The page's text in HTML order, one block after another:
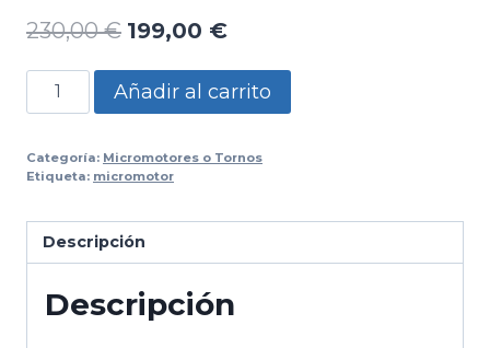
230,00€ El
precio
original
230,00 €.
199,00 €El
precio
actual
199,00 €.
Micromotor
-
Camo
Añadir al carrito
Categoría: Micromotores o Tornos
Etiqueta: micromotor
Descripción
Descripción